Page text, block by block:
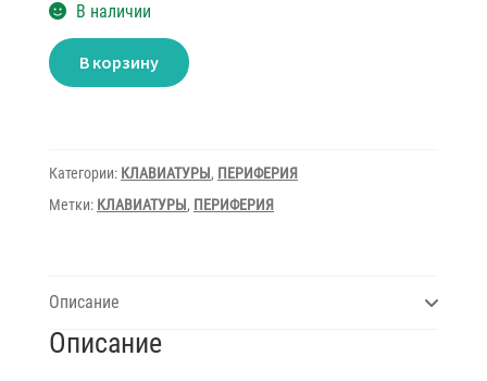
В наличии
Количество
товара
Клавиатура
Мышь
M170
В корзину
Категории: КЛАВИАТУРЫ, ПЕРИФЕРИЯ
Метки: КЛАВИАТУРЫ, ПЕРИФЕРИЯ
Описание
Описание